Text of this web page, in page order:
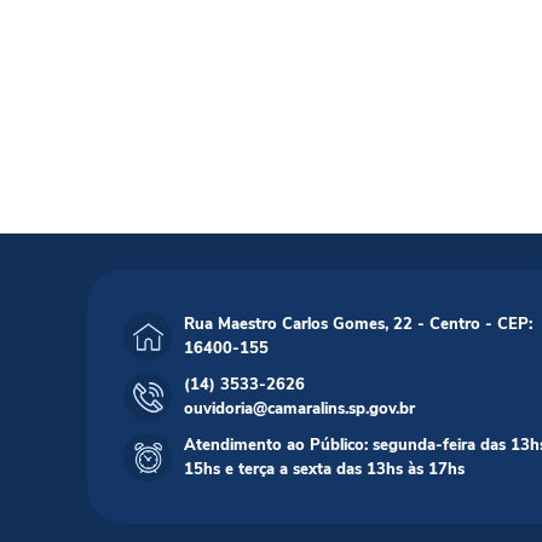
Rua Maestro Carlos Gomes, 22 - Centro - CEP:
16400-155
(14) 3533-2626
ouvidoria@camaralins.sp.gov.br
Atendimento ao Público: segunda-feira das
15hs e terça a sexta das 13hs às 17hs